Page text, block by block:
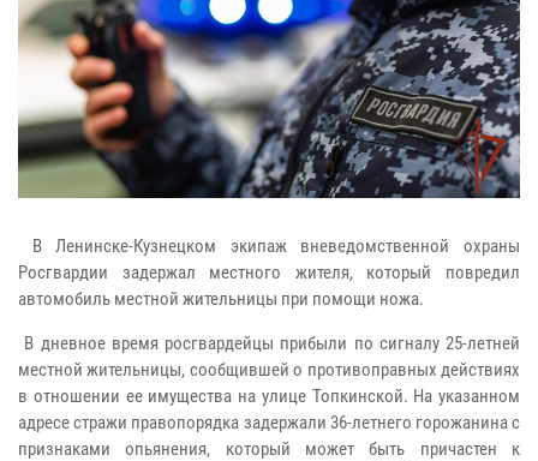
В Ленинске-Кузнецком экипаж вневедомственной охраны
Росгвардии задержал местного жителя, который повредил
автомобиль местной жительницы при помощи ножа.
В дневное время росгвардейцы прибыли по сигналу 25-летней
местной жительницы, сообщившей о противоправных действиях
в отношении ее имущества на улице Топкинской. На указанном
адресе стражи правопорядка задержали 36-летнего горожанина с
признаками опьянения, который может быть причастен к